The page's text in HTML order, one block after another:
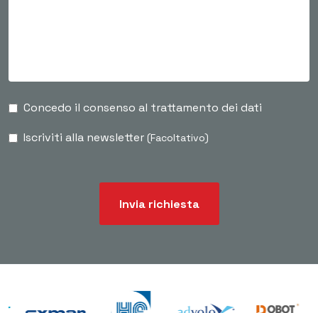
Concedo il consenso al trattamento dei dati
Iscriviti alla newsletter (Facoltativo)
Invia richiesta